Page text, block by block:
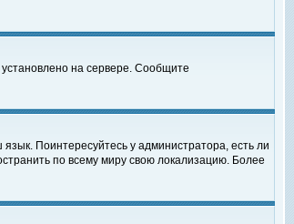
на сервере. Сообщите
Поинтересуйтесь у администратора, есть ли
по всему миру свою локализацию. Более